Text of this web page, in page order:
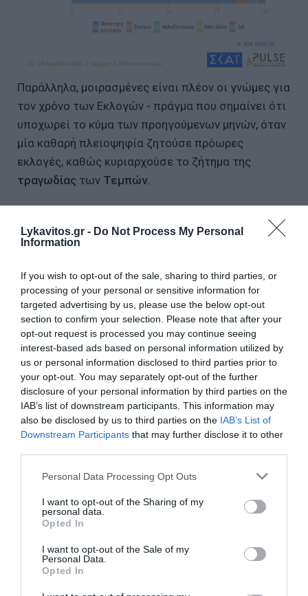
Lykavitos.gr - Do Not Process My Personal
Information
If you wish to opt-out of the sale, sharing to third parties, or
processing of your personal or sensitive information for
targeted advertising by us, please use the below opt-out
section to confirm your selection. Please note that after your
opt-out request is processed you may continue seeing
interest-based ads based on personal information utilized by
us or personal information disclosed to third parties prior to
your opt-out. You may separately opt-out of the further
disclosure of your personal information by third parties on the
IAB’s list of downstream participants. This information may
also be disclosed by us to third parties on the IAB’s List of
Downstream Participants that may further disclose it to other
Please note that this website/app uses one or more Google
not limited to your visit or usage behaviour. You may click to
grant or deny consent to Google and its third-party tags to
use your data for below specified purposes in below Google
consent section.
Personal Data Processing Opt Outs
I want to opt-out of the Sharing of my
personal data.
Opted In
I want to opt-out of the Sale of my
Personal Data.
Opted In
Παράλληλα, μοιρασμένες είναι πλέον οι γνώμες για
τον χρόνο των Εκλογών - πράγμα που σημαίνει ότι
υποχωρεί το κύμα των προηγούμενων μηνών, όταν
μία καθαρή πλειοψηφία ζητούσε πρόωρες
εκλογές, καθώς κυριαρχούσε το ζήτημα της
τραγωδίας των Τεμπών.